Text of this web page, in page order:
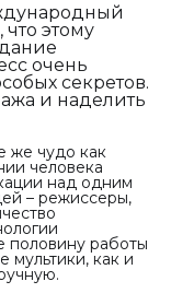
этому
очень
секретов.
и наделить
же чудо как
человека
над одним
– режиссеры,
половину работы
мультики, как и